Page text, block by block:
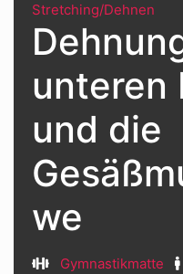
Stretching/Dehnen
unteren
und die
we
Gymnastikmatte